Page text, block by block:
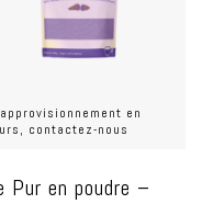
en
contactez-nous
Pur en poudre –